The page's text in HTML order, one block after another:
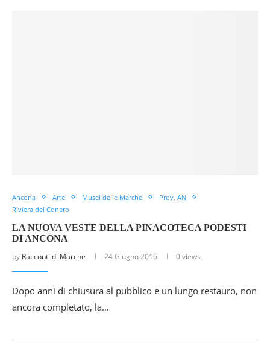
Ancona Arte Musei delle Marche
Prov. AN
Riviera del Conero
LA NUOVA VESTE DELLA PINACOTECA PODESTI
DI ANCONA
by Racconti di Marche 24 Giugno 2016 0 views
Dopo anni di chiusura al pubblico e un lungo restauro, non
ancora completato, la…